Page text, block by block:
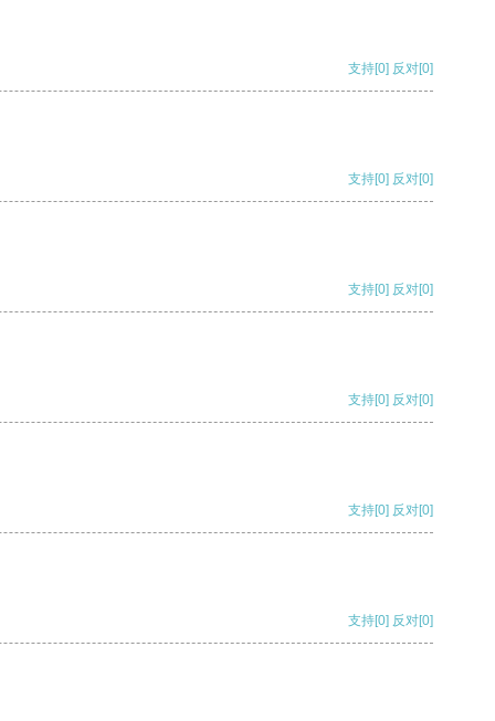
支持[0] 反对[0]
支持[0] 反对[0]
支持[0] 反对[0]
支持[0] 反对[0]
支持[0] 反对[0]
支持[0] 反对[0]